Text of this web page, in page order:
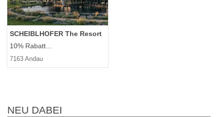
SCHEIBLHOFER The Resort
10% Rabatt...
7163 Andau
NEU DABEI